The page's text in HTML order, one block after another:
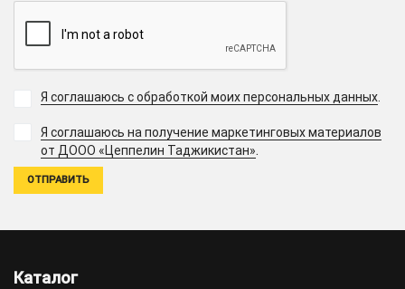
Я соглашаюсь с обработкой моих персональных данных.
Я соглашаюсь на получение маркетинговых материалов
от ДООО «Цеппелин Таджикистан».
Каталог